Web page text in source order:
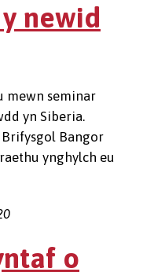
newid
mewn seminar
yn Siberia.
Bangor
ynghylch eu
o